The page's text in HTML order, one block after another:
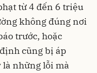
từ 4 đến 6 triệu
không đúng nơi
trước, hoặc
cũng bị áp
những lỗi mà